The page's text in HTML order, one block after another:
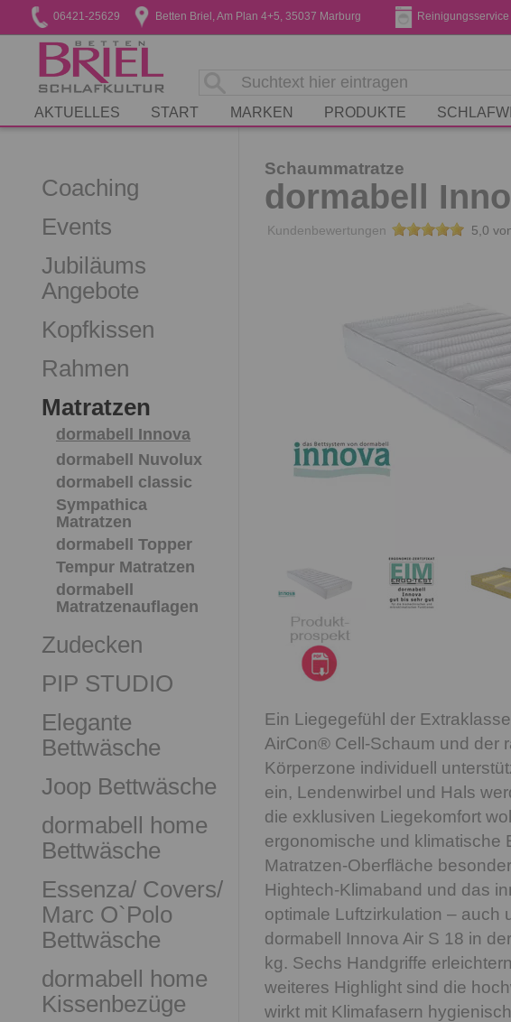
06421-25629 Betten Briel, Am Plan 4+5, 35037 Marburg Reinigungsservice
AKTUELLES START MARKEN PRODUKTE
Coaching
Events
Jubiläums
Angebote
Kopfkissen
Rahmen
Matratzen
dormabell Innova
dormabell Nuvolux
dormabell classic
Sympathica
Matratzen
dormabell Topper
Tempur Matratzen
dormabell
Matratzenauflagen
Zudecken
PIP STUDIO
Elegante
Bettwäsche
Joop Bettwäsche
dormabell home
Bettwäsche
Essenza/ Covers/
Marc O`Polo
Bettwäsche
dormabell home
Kissenbezüge
Schaummatratze
dormabell
Kundenbewertungen 5,0
Ein Liegegefühl der
AirCon® Cell-Schaum und der
Körperzone individuell
ein, Lendenwirbel und Hals
die exklusiven Liegekomfort
ergonomische und klimatische
Matratzen-Oberfläche
Hightech-Klimaband und das
optimale Luftzirkulation – auch
dormabell Innova Air S 18 in
kg. Sechs Handgriffe
weiteres Highlight sind die
wirkt mit Klimafasern